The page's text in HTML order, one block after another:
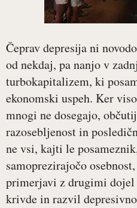
Čeprav depresija ni
od nekdaj, pa nanjo v
turbokapitalizem, ki
ekonomski uspeh. Ker
mnogi ne dosegajo,
razosebljenost in
ne vsi, kajti le
samoprezirajočo
primerjavi z drugimi dojel
krivde in razvil